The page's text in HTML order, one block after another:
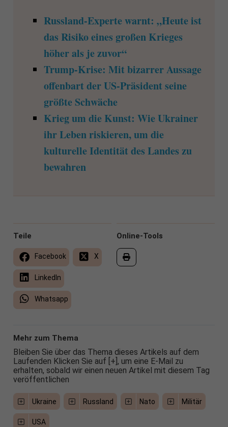
Russland-Experte warnt: „Heute ist
das Risiko eines großen Krieges
höher als je zuvor“
Trump-Krise: Mit bizarrer Aussage
offenbart der US-Präsident seine
größte Schwäche
Krieg um die Kunst: Wie Ukrainer
ihr Leben riskieren, um die
kulturelle Identität des Landes zu
bewahren
Online-Tools
Teile
Facebook X
LinkedIn
Whatsapp
Mehr zum Thema
Bleiben Sie über das Thema dieses Artikels auf dem
Laufenden Klicken Sie auf [+], um eine E-Mail zu
erhalten, sobald wir einen neuen Artikel mit diesem Tag
veröffentlichen
Ukraine Russland Nato Militär
USA